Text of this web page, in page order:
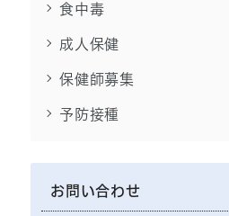
食中毒
成人保健
保健師募集
予防接種
お問い合わせ